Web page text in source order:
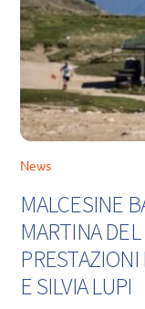
News
MALCESINE
MARTINA
E SILVIA LUPI